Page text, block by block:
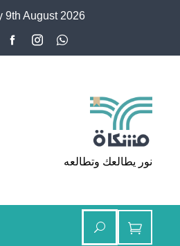
9th August 2026
مشكاة
نور يطالعك وتطالعه